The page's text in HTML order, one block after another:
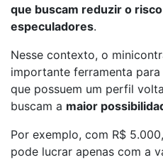
que buscam reduzir o
especuladores.
Nesse contexto, o
importante ferramenta
que possuem um perfil
buscam a maior
Por exemplo, com R$
pode lucrar apenas com a